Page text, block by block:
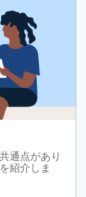
通点があり
紹介しま